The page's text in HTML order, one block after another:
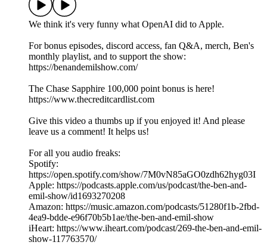
We think it's very funny what OpenAI did to Apple.
For bonus episodes, discord access, fan Q&A, merch, Ben's
monthly playlist, and to support the show:
https://benandemilshow.com/
The Chase Sapphire 100,000 point bonus is here!
https://www.thecreditcardlist.com
Give this video a thumbs up if you enjoyed it! And please
leave us a comment! It helps us!
For all you audio freaks:
Spotify:
https://open.spotify.com/show/7M0vN85aGO0zdh62hyg03I
Apple: https://podcasts.apple.com/us/podcast/the-ben-and-
emil-show/id1693270208
Amazon: https://music.amazon.com/podcasts/51280f1b-2fbd-
4ea9-bdde-e96f70b5b1ae/the-ben-and-emil-show
iHeart: https://www.iheart.com/podcast/269-the-ben-and-emil-
show-117763570/